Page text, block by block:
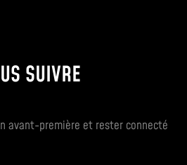
SUIVRE
avant-première et rester connecté